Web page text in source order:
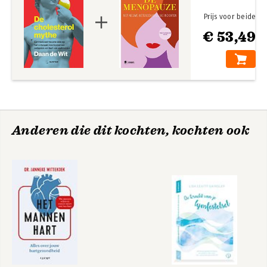
€ 53,49
Prijs voor beide
Anderen die dit kochten, kochten ook